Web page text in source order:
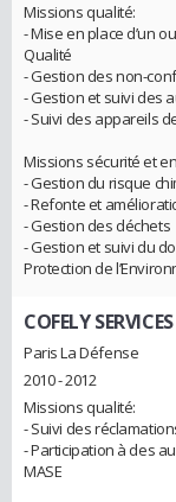
Missions qualité:
- Mise en place d’un
Qualité
- Gestion des non-
- Gestion et suivi des
- Suivi des appareils
Missions sécurité et
- Gestion du risque
- Refonte et
- Gestion des déchets
- Gestion et suivi du
Protection de
COFELY
Paris La Défense
2010 - 2012
Missions qualité:
- Suivi des
- Participation à des
MASE